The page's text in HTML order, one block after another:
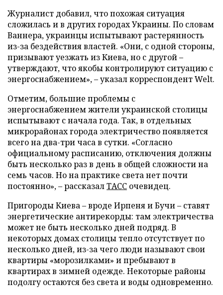
Журналист добавил, что похожая ситуация
сложилась и в других городах Украины. По словам
Ваннера, украинцы испытывают растерянность
из-за бездействия властей. «Они, с одной стороны,
призывают уезжать из Киева, но с другой –
утверждают, что якобы контролируют ситуацию с
энергоснабжением», – указал корреспондент Welt.
Отметим, большие проблемы с
энергоснабжением жители украинской столицы
испытывают с начала года. Так, в отдельных
микрорайонах города электричество появляется
всего на два-три часа в сутки. «Согласно
официальному расписанию, отключения должны
быть несколько раз в день в общей сложности на
семь часов. Но на практике света нет почти
постоянно», – рассказалТАСС очевидец.
Пригороды Киева – вроде Ирпеня и Бучи – ставят
энергетические антирекорды: там электричества
может не быть несколько дней подряд. В
некоторых домах столицы тепло отсутствует по
несколько дней, из-за чего люди называют свои
квартиры «морозилками» и пребывают в
квартирах в зимней одежде. Некоторые районы
подолгу остаются без света и воды одновременно.